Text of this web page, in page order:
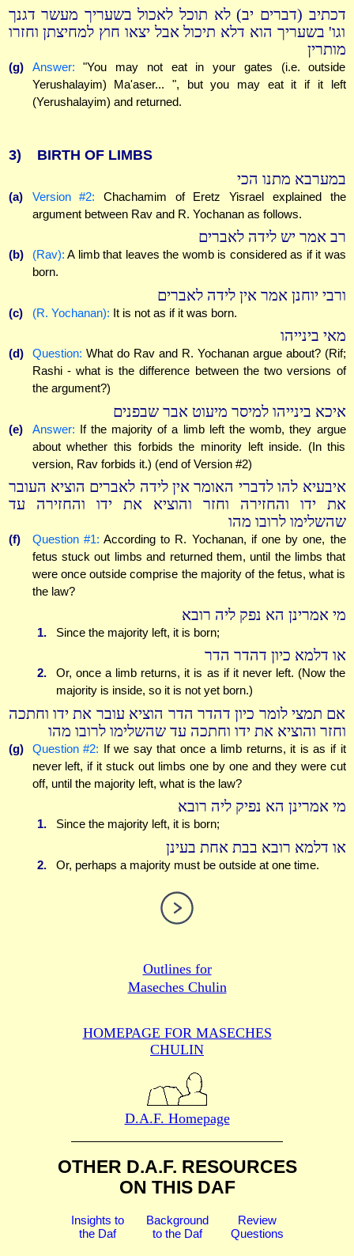
דכתיב (דברים יב) לא תוכל לאכול בשעריך מעשר דגנך
וגו' בשעריך הוא דלא תיכול אבל יצאו חוץ למחיצתן וחזרו
מותרין
(g) Answer: "You may not eat in your gates (i.e. outside
Yerushalayim) Ma'aser... ", but you may eat it if it left
(Yerushalayim) and returned.
3) BIRTH OF LIMBS
במערבא מתנו הכי
(a) Version #2: Chachamim of Eretz Yisrael explained the
argument between Rav and R. Yochanan as follows.
רב אמר יש לידה לאברים
(b) (Rav): A limb that leaves the womb is considered as if it was
born.
ורבי יוחנן אמר אין לידה לאברים
(c) (R. Yochanan): It is not as if it was born.
מאי בינייהו
(d) Question: What do Rav and R. Yochanan argue about? (Rif;
Rashi - what is the difference between the two versions of
the argument?)
איכא בינייהו למיסר מיעוט אבר שבפנים
(e) Answer: If the majority of a limb left the womb, they argue
about whether this forbids the minority left inside. (In this
version, Rav forbids it.) (end of Version #2)
איבעיא להו לדברי האומר אין לידה לאברים הוציא העובר
את ידו והחזירה וחזר והוציא את ידו והחזירה עד
שהשלימו לרובו מהו
(f) Question #1: According to R. Yochanan, if one by one, the
fetus stuck out limbs and returned them, until the limbs that
were once outside comprise the majority of the fetus, what is
the law?
מי אמרינן הא נפק ליה רובא
1. Since the majority left, it is born;
או דלמא כיון דהדר הדר
2.
Or, once a limb returns, it is as if it never left. (Now the
majority is inside, so it is not yet born.)
אם תמצי לומר כיון דהדר הדר הוציא עובר את ידו וחתכה
וחזר והוציא את ידו וחתכה עד שהשלימו לרובו מהו
(g) Question #2: If we say that once a limb returns, it is as if it
never left, if it stuck out limbs one by one and they were cut
off, until the majority left, what is the law?
מי אמרינן הא נפיק ליה רובא
1. Since the majority left, it is born;
או דלמא רובא בבת אחת בעינן
2. Or, perhaps a majority must be outside at one time.
Outlines for
Maseches Chulin
HOMEPAGE FOR MASECHES
CHULIN
D.A.F. Homepage
OTHER D.A.F. RESOURCES
ON THIS DAF
Insights to
the Daf
Background
to the Daf
Review
Questions